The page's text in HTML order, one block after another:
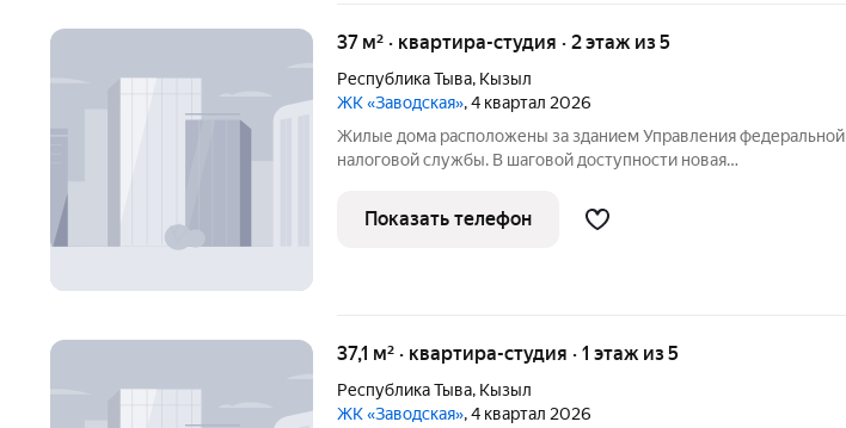
37 м² · квартира-студия · 2 этаж из 5
Республика Тыва, Кызыл
ЖК «Заводская», 4 квартал 2026
Жилые дома расположены за зданием Управления федеральной
налоговой службы. В шаговой доступности новая
также дошкольное учреждение в микрорайоне Монгун. Место
хорошо обеспечено транспортными
Показать телефон
37,1 м² · квартира-студия · 1 этаж из 5
Республика Тыва, Кызыл
ЖК «Заводская», 4 квартал 2026